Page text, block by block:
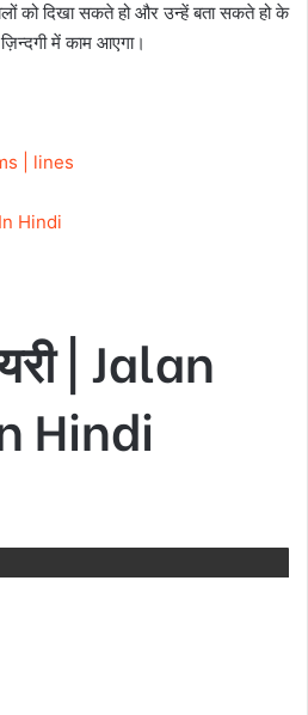
को दिखा सकते हो और उन्हें बता सकते हो के
में काम आएगा।
| lines
Hindi
| Jalan
Hindi